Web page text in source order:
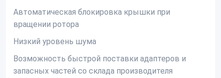
Автоматическая блокировка крышки при
вращении ротора
Низкий уровень шума
Возможность быстрой поставки адаптеров и
запасных частей со склада производителя